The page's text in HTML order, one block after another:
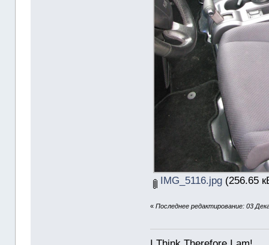
IMG_5116.jpg (256.65
«Последнее редактирование: 03